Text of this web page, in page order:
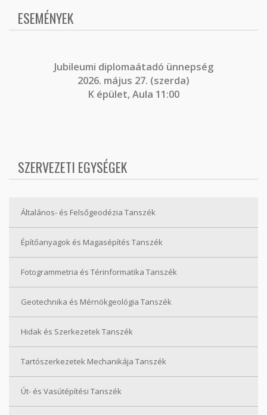
ESEMÉNYEK
Jubileumi diplomaátadó ünnepség
2026. május 27. (szerda)
K épület, Aula 11:00
SZERVEZETI EGYSÉGEK
Általános- és Felsőgeodézia Tanszék
Építőanyagok és Magasépítés Tanszék
Fotogrammetria és Térinformatika Tanszék
Geotechnika és Mérnökgeológia Tanszék
Hidak és Szerkezetek Tanszék
Tartószerkezetek Mechanikája Tanszék
Út- és Vasútépítési Tanszék